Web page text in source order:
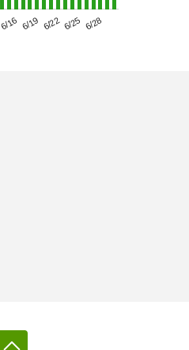
6/16 6/19 6/22 6/25 6/28